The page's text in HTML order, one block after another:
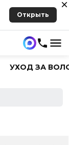
Открыть
УХОД ЗА